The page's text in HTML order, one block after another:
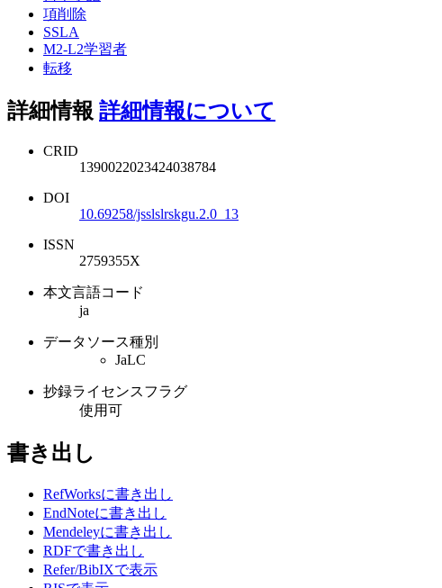
項削除
SSLA
M2-L2学習者
転移
詳細情報 詳細情報について
CRID
1390022023424038784
DOI
10.69258/jsslslrskgu.2.0_13
ISSN
2759355X
本文言語コード
ja
データソース種別
JaLC
抄録ライセンスフラグ
使用可
書き出し
RefWorksに書き出し
EndNoteに書き出し
Mendeleyに書き出し
RDFで書き出し
Refer/BibIXで表示